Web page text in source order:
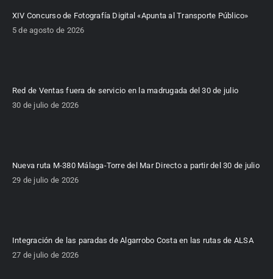
XIV Concurso de Fotografía Digital «Apunta al Transporte Público»
5 de agosto de 2026
Red de Ventas fuera de servicio en la madrugada del 30 de julio
30 de julio de 2026
Nueva ruta M-380 Málaga-Torre del Mar Directo a partir del 30 de julio
29 de julio de 2026
Integración de las paradas de Algarrobo Costa en las rutas de ALSA
27 de julio de 2026